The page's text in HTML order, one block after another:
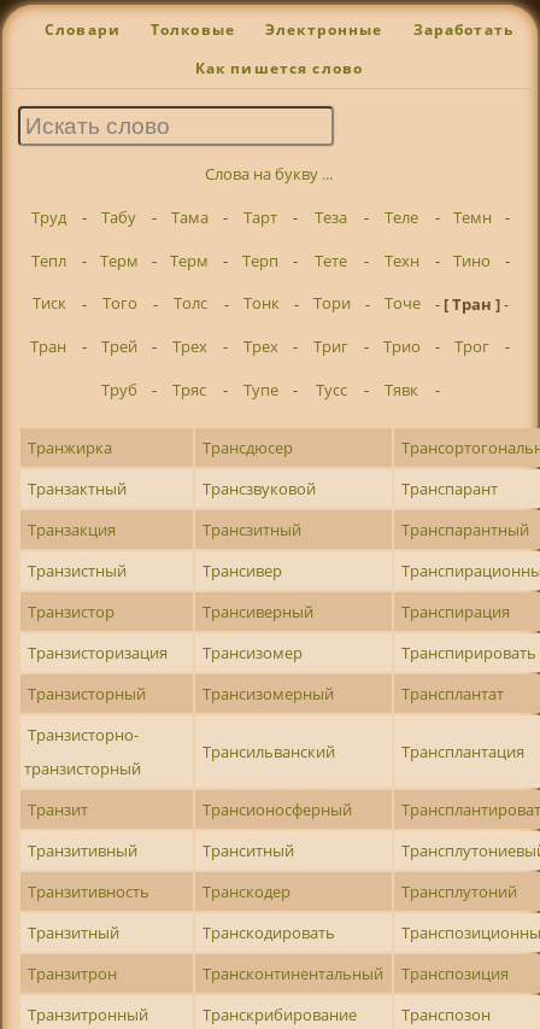
Словари Толковые Электронные Заработать
Как пишется слово
Слова на букву ...
Труд
- Табу - Тама - Тарт - Теза - Теле - Темн
-
Тепл
- Терм - Терм - Терп - Тете - Техн - Тино
-
Тиск
- Того - Толс - Тонк - Тори - Точе - [ Тран ]-
Тран
- Трей - Трех - Трех - Триг - Трио - Трог
-
Труб
- Тряс - Тупе - Тусс - Тявк -
Транжирка Трансдюсер
Транзактный
Трансзвуковой
Транспарант
Транзакция
Трансзитный
Транспарантный
Транзистный
Трансивер
Транзистор
Трансиверный
Транспирация
Транзисторизация
Трансизомер
Транспирировать
Транзисторный
Трансизомерный
Трансплантат
Транзисторно-
транзисторный
Трансильванский Трансплантация
Транзит Трансионосферный
Транзитивный
Транситный
Транзитивность
Транскодер
Трансплутоний
Транзитный
Транскодировать
Транзитрон
Трансконтинентальный
Транспозиция
Транзитронный
Транскрибирование
Транспозон